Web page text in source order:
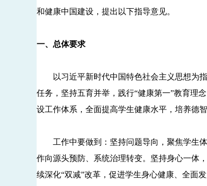
和健康中国建设，提出以下指导意见。
一、总体要求
以习近平新时代中国特色社会主义思想为指
任务，坚持五育并举，践行“健康第一”教育理
设工作体系，全面提高学生健康水平，培养德
工作中要做到：坚持问题导向，聚焦学生体
作向源头预防、系统治理转变。坚持身心一体
续深化“双减”改革，促进学生身心健康、全面